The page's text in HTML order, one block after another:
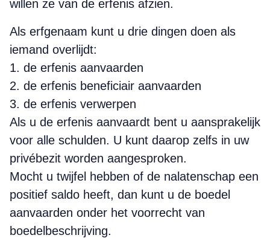
willen ze van de erfenis afzien.
Als erfgenaam kunt u drie dingen doen als
iemand overlijdt:
1. de erfenis aanvaarden
2. de erfenis beneficiair aanvaarden
3. de erfenis verwerpen
Als u de erfenis aanvaardt bent u aansprakelijk
voor alle schulden. U kunt daarop zelfs in uw
privébezit worden aangesproken.
Mocht u twijfel hebben of de nalatenschap een
positief saldo heeft, dan kunt u de boedel
aanvaarden onder het voorrecht van
boedelbeschrijving.